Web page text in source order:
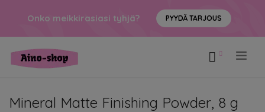
Onko meikkirasiasi tyhjä? PYYDÄ TARJOUS
Mineral Matte Finishing Powder, 8 g